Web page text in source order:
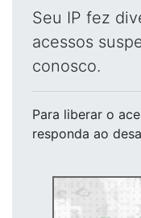
Seu IP fez
acessos
conosco.
Para liberar o
responda ao